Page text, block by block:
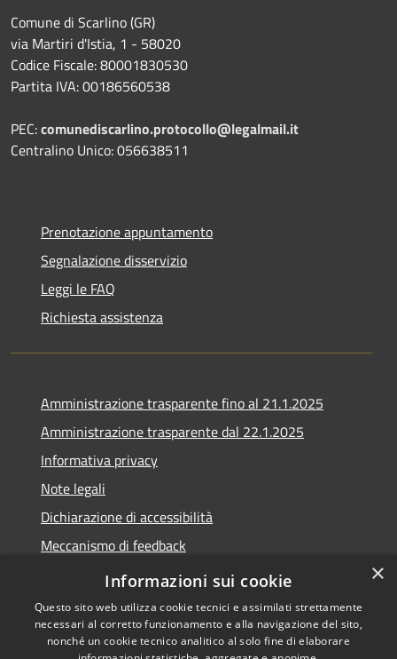
Comune di Scarlino (GR)
via Martiri d'Istia, 1 - 58020
Codice Fiscale: 80001830530
Partita IVA: 00186560538
PEC:comunediscarlino.protocollo@legalmail.it
Centralino Unico: 056638511
Prenotazione appuntamento
Segnalazione disservizio
Leggi le FAQ
Richiesta assistenza
Amministrazione trasparente fino al 21.1.2025
Amministrazione trasparente dal 22.1.2025
Informativa privacy
Note legali
Dichiarazione di accessibilità
Meccanismo di feedback
Whistleblowing
×
Informazioni sui cookie
Questo sito web utilizza cookie tecnici e assimilati strettamente
necessari al corretto funzionamento e alla navigazione del sito,
nonché un cookie tecnico analitico al solo fine di elaborare